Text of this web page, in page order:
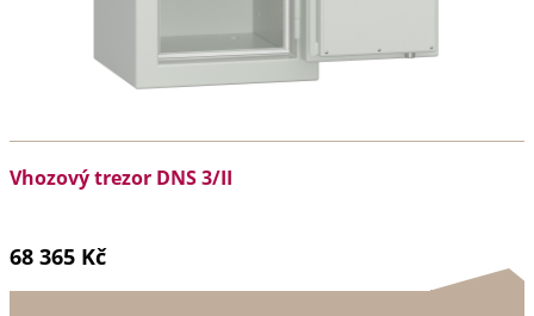
Vhozový trezor DNS 3/II
68 365 Kč